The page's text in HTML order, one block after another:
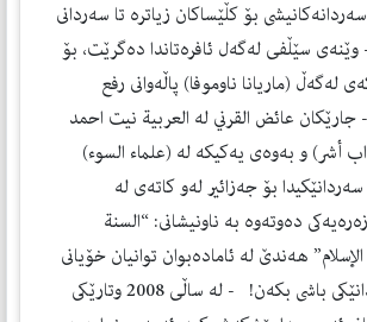
بۆ كڵێساكان زياتره‌ تا سه‌ردانى
سێڵفى له‌گه‌ل ئافره‌تاندا ده‌گرێت، بۆ
له‌گه‌ڵ (ماريانا ناوموفا) پاڵه‌وانى رفع
- جارێكان عائض القرني له‌ العربية نيت احمد
و به‌وه‌ى يه‌كيكه‌ له‌ (علماء السوء)
بۆ جه‌زائير له‌و كاته‌ى له‌
ده‌وته‌وه‌ به‌ ناونيشانى: “السنة
هه‌ندێ له‌ ئاماده‌بوان توانيان خۆيانى
پێ بگه‌يه‌نن ولێدانێكى باشى بكه‌ن! - له‌ ساڵى 2008 وتارێكى